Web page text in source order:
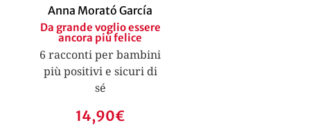
Anna Morató García
Da grande voglio essere
ancora più felice
6 racconti per bambini
più positivi e sicuri di
sé
14,90€